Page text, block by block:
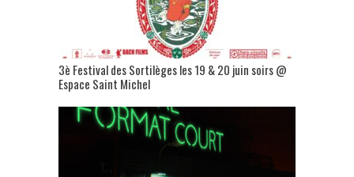
3è Festival des Sortilèges les 19 & 20 juin soirs @
Espace Saint Michel